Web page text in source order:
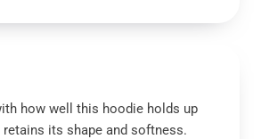
how well this hoodie holds up
its shape and softness.